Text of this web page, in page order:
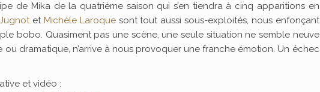
de Mika de la quatrième saison qui s’en tiendra à cinq apparitions en
et Michèle Laroquesont tout aussi sous-exploités, nous enfonçant
bobo. Quasiment pas une scène, une seule situation ne semble neuve
dramatique, n’arrive à nous provoquer une franche émotion. Un échec
et vidéo :